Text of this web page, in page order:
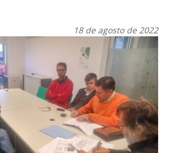
18 de agosto de 2022